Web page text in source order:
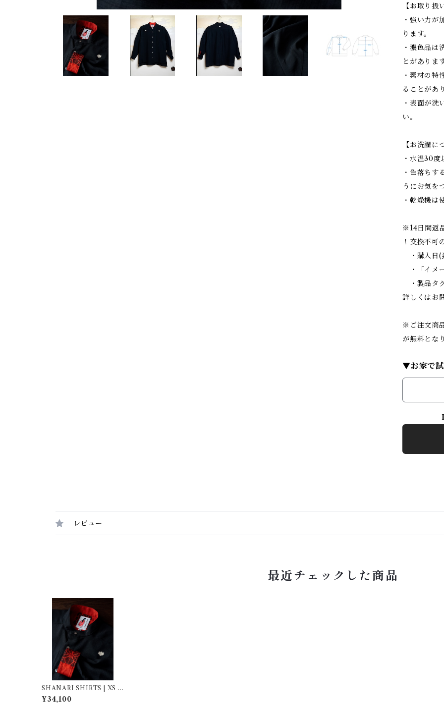
【お取り扱
・強い力が
ります。
・濃色品は
とがありま
・素材の特
ることがあ
・表面が洗
い。
【お洗濯に
・水温30
・色落ちす
うにお気を
・乾燥機は
※14日間返
！交換不可
・購入日(
・「イメ
・製品タ
詳しくはお
※ご注文商
が無料とな
▼お家で
レビュー
最近チェックした商品
SHANARI SHIRTS | XS |
262037
¥34,100